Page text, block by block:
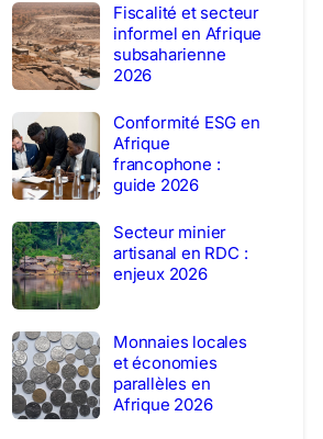
Fiscalité et secteur
informel en Afrique
subsaharienne
2026
Conformité ESG en
Afrique
francophone :
guide 2026
Secteur minier
artisanal en RDC :
enjeux 2026
Monnaies locales
et économies
parallèles en
Afrique 2026